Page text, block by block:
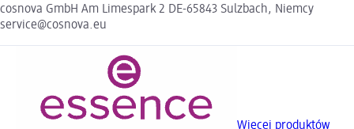
cosnova GmbH Am Limespark 2 DE-65843 Sulzbach, Niemcy
service@cosnova.eu
Więcej produktów